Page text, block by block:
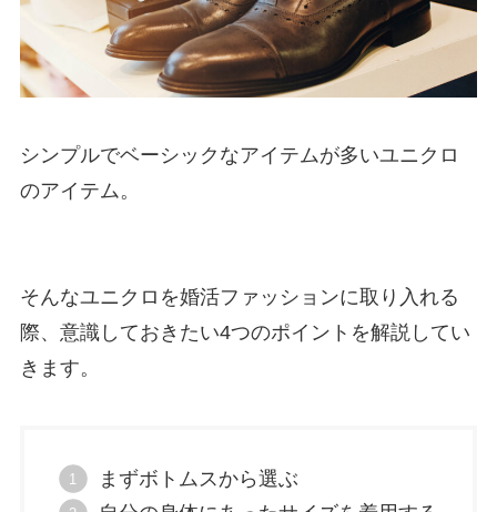
シンプルでベーシックなアイテムが多いユニクロ
のアイテム。
そんなユニクロを婚活ファッションに取り入れる
際、意識しておきたい4つのポイントを解説してい
きます。
まずボトムスから選ぶ